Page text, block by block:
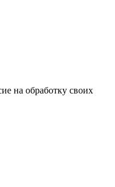
на обработку своих